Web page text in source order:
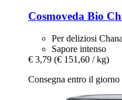
Cosmoveda Bio
Per deliziosi
Sapore intenso
€ 3,79 (€ 151,60 / kg)
Consegna entro il giorno